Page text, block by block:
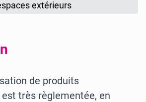
extérieurs
de produits
très règlementée, en